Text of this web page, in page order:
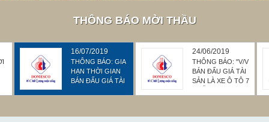
THÔNG BÁO MỜI THẦU
16/07/2019
THÔNG BÁO: GIA
HẠN THỜI GIAN
BÁN ĐẤU GIÁ TÀI
24/06/2019
THÔNG BÁO: "V/V
BÁN ĐẤU GIÁ TÀI
SẢN LÀ XE Ô TÔ 7